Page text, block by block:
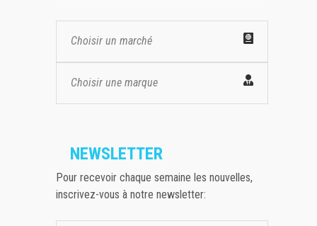
Choisir un marché
Choisir une marque
NEWSLETTER
Pour recevoir chaque semaine les nouvelles,
inscrivez-vous à notre newsletter: